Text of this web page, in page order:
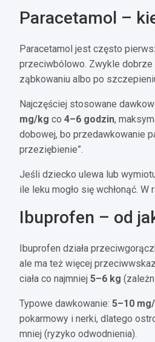
Paracetamol –
Paracetamol jest często
przeciwbólowo. Zwykle dobrze
ząbkowaniu albo po
Najczęściej stosowane
mg/kg co 4–6 godzin,
dobowej, bo przedawkowanie
przeziębienie”.
Jeśli dziecko ulewa lub
ile leku mogło się wchłonąć.
Ibuprofen – od
Ibuprofen działa
ale ma też więcej
ciała co najmniej 5–6 kg
Typowe dawkowanie: 5–10
pokarmowy i nerki, dlatego
mniej (ryzyko odwodnienia).